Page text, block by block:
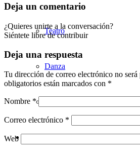
Teatro
Danza
Otros servicios
Deja un comentario
¿Quieres unirte a la conversación?
Siéntete libre de contribuir
Deja una respuesta
Tu dirección de correo electrónico no será
obligatorios están marcados con *
Nombre *
Correo electrónico *
Web